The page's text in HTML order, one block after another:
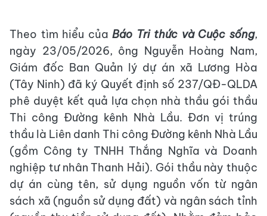
Theo tìm hiểu củaBáo Tri thức và Cuộc sống,
ngày 23/05/2026, ông Nguyễn Hoàng Nam,
Giám đốc Ban Quản lý dự án xã Lương Hòa
(Tây Ninh) đã ký Quyết định số 237/QĐ-QLDA
phê duyệt kết quả lựa chọn nhà thầu gói thầu
Thi công Đường kênh Nhà Lầu. Đơn vị trúng
thầu là Liên danh Thi công Đường kênh Nhà Lầu
(gồm Công ty TNHH Thắng Nghĩa và Doanh
nghiệp tư nhân Thanh Hải). Gói thầu này thuộc
dự án cùng tên, sử dụng nguồn vốn từ ngân
sách xã (nguồn sử dụng đất) và ngân sách tỉnh